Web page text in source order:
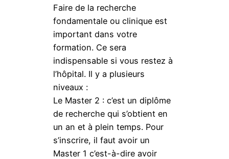
Faire de la recherche
fondamentale ou clinique est
important dans votre
formation. Ce sera
indispensable si vous restez à
l’hôpital. Il y a plusieurs
niveaux :
Le Master 2 : c’est un diplôme
de recherche qui s’obtient en
un an et à plein temps. Pour
s’inscrire, il faut avoir un
Master 1 c’est-à-dire avoir